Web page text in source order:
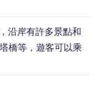
沿岸有許多景點和
橋等，遊客可以乘